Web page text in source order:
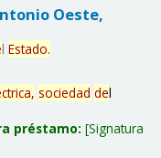
Oeste,
l Estado.
sociedad del
préstamo: Signatura